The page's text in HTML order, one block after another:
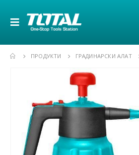
ПРОДУКТИ ГРАДИНАРСКИ АЛАТ